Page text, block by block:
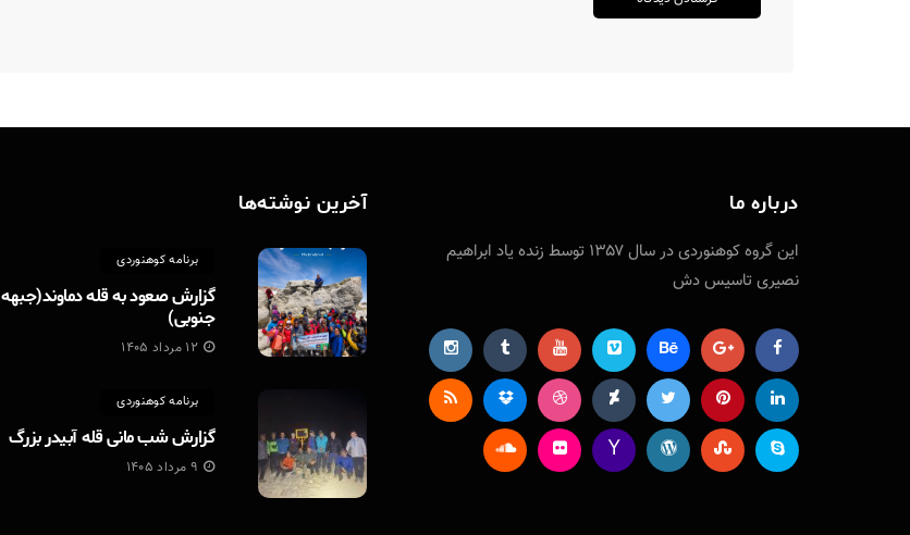
درباره ما
این گروه کوهنوردی در سال ۱۳۵۷ توسط زنده یاد ابراهیم
نصیری تاسیس دش
آخرین نوشته‌ها
برنامه کوهنوردی
گزارش صعود به قله دماوند(جبهه
جنوبی)
۱۲ مرداد ۱۴۰۵
برنامه کوهنوردی
گزارش شب مانی قله آبیدر بزرگ
۹ مرداد ۱۴۰۵